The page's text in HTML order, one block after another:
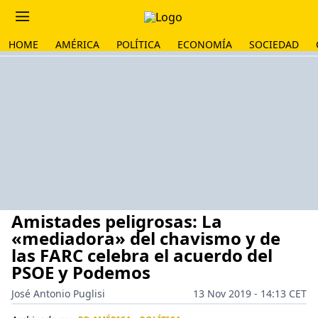
HOME AMÉRICA POLÍTICA ECONOMÍA SOCIEDAD
Amistades peligrosas: La
«mediadora» del chavismo y de
las FARC celebra el acuerdo del
PSOE y Podemos
José Antonio Puglisi
13 Nov 2019 - 14:13 CET